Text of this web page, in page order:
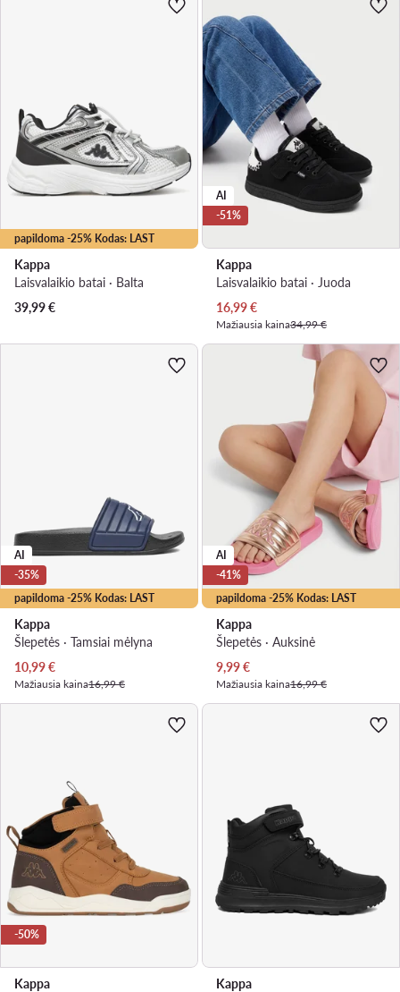
papildoma -25% Kodas: LAST
Kappa
Laisvalaikio batai · Balta
39,99€
AI
-51%
Kappa
Laisvalaikio batai · Juoda
Dabartinė kaina
16,99€
Mažiausia kaina34,99 €
papildoma -25% Kodas: LAST
AI
-35%
Kappa
Šlepetės · Tamsiai mėlyna
Dabartinė kaina
10,99€
Mažiausia kaina16,99 €
papildoma -25% Kodas: LAST
AI
-41%
Kappa
Šlepetės · Auksinė
Dabartinė kaina
9,99€
Mažiausia kaina16,99 €
-50%
Kappa
Kappa